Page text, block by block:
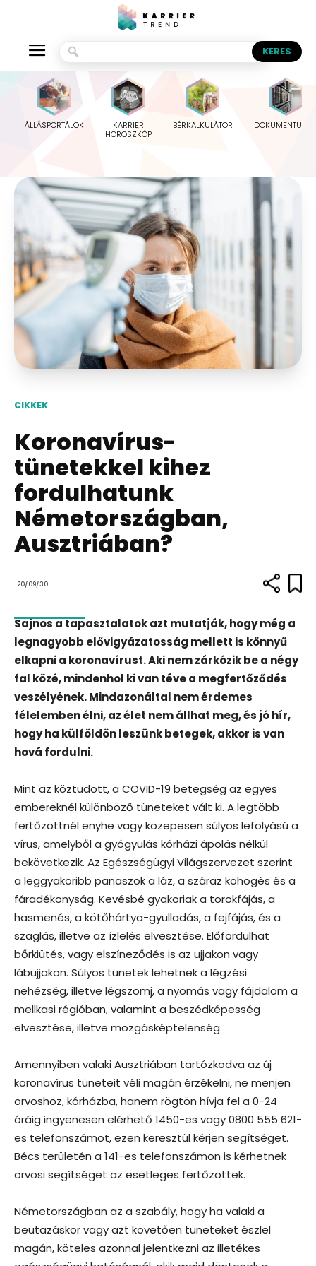
ÁLLÁSPORTÁLOK
KARRIER
HOROSZKÓP
BÉRKALKULÁTOR
CIKKEK
Koronavírus-
tünetekkel kihez
fordulhatunk
Németországban,
Ausztriában?
20/09/30
Sajnos a tapasztalatok azt mutatják, hogy még a
legnagyobb elővigyázatosság mellett is könnyű
elkapni a koronavírust. Aki nem zárkózik be a négy
fal közé, mindenhol ki van téve a megfertőződés
veszélyének. Mindazonáltal nem érdemes
félelemben élni, az élet nem állhat meg, és jó hír,
hogy ha külföldön leszünk betegek, akkor is van
hová fordulni.
Mint az köztudott, a COVID-19 betegség az egyes
embereknél különböző tüneteket vált ki. A legtöbb
fertőzöttnél enyhe vagy közepesen súlyos lefolyású a
vírus, amelyből a gyógyulás kórházi ápolás nélkül
bekövetkezik. Az Egészségügyi Világszervezet szerint
a leggyakoribb panaszok a láz, a száraz köhögés és a
fáradékonyság. Kevésbé gyakoriak a torokfájás, a
hasmenés, a kötőhártya-gyulladás, a fejfájás, és a
szaglás, illetve az ízlelés elvesztése. Előfordulhat
bőrkiütés, vagy elszíneződés is az ujjakon vagy
lábujjakon. Súlyos tünetek lehetnek a légzési
nehézség, illetve légszomj, a nyomás vagy fájdalom a
mellkasi régióban, valamint a beszédképesség
elvesztése, illetve mozgásképtelenség.
Amennyiben valaki Ausztriában tartózkodva az új
koronavírus tüneteit véli magán érzékelni, ne menjen
orvoshoz, kórházba, hanem rögtön hívja fel a 0-24
óráig ingyenesen elérhető 1450-es vagy 0800 555 621-
es telefonszámot, ezen keresztül kérjen segítséget.
Bécs területén a 141-es telefonszámon is kérhetnek
orvosi segítséget az esetleges fertőzöttek.
Németországban az a szabály, hogy ha valaki a
beutazáskor vagy azt követően tüneteket észlel
magán, köteles azonnal jelentkezni az illetékes